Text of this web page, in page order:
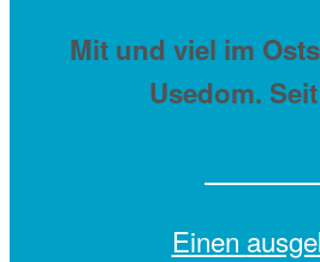
Mit und viel im
Usedom.
Einen